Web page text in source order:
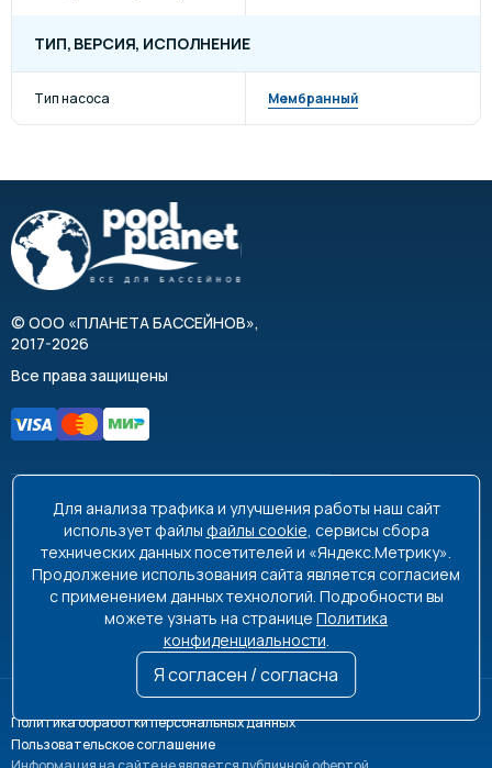
ТИП, ВЕРСИЯ, ИСПОЛНЕНИЕ
Тип насоса Мембранный
© ООО «ПЛАНЕТА БАССЕЙНОВ»,
2017-2026
Все права защищены
8 495 663-99-48
8 800 350-99-08
info@poolplanet.ru
г. Москва, проспект Мира, д. 61
Пн-Пт 9:00-18:00 Сб-Вс выходной
Политика обработки персональных данных
Пользовательское соглашение
Для анализа трафика и улучшения работы наш сайт
использует файлы файлы cookie, сервисы сбора
технических данных посетителей и «Яндекс.Метрику».
Продолжение использования сайта является согласием
с применением данных технологий. Подробности вы
можете узнать на странице Политика
конфиденциальности.
Я согласен / согласна